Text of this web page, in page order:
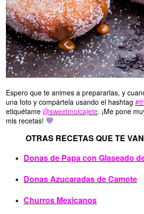
Espero que te animes a prepararlas, y
una foto y compártela usando el hashtag
etiquétame @sweetmolcajete. ¡Me pone
mis recetas!
OTRAS RECETAS QUE TE
Donas de Papa con Glaseado
Donas Azucaradas de Camote
Churros Mexicanos